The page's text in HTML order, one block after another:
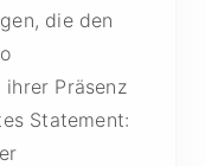
die den
Präsenz
Statement: